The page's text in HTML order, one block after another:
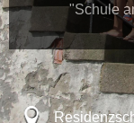
"Schule